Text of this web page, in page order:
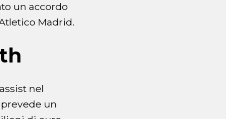
un accordo
Madrid.
nel
prevede un